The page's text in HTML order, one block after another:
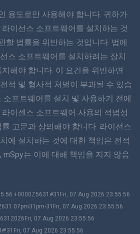
용도로만 사용해야 합니다. 귀하가
이선스 소프트웨어를 설치하는 것
할 법률을 위반하는 것입니다. 법에
스 소프트웨어를 설치하려는 장치
해야 합니다. 이 요건을 위반하면
적 및 형사적 처벌이 부과될 수 있습
소프트웨어를 설치 및 사용하기 전에
이센스 소프트웨어 사용의 적법성
고문과 상의해야 합니다. 라이선스
에 설치하는 것에 대한 책임은 전적
mSpy는 이에 대해 책임을 지지 않음
+0000Z5631#31Fri, 07 Aug 2026 23:55:56
07pm31pm-31Fri, 07 Aug 2026 23:55:56
07 Aug 2026 23:55:56
07 Aug 2026 23:55:56